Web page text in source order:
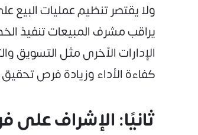
ولا يقتصر تنظيم عمليات البيع
يراقب مشرف المبيعات تنفيذ
الإدارات الأخرى مثل التسويق
كفاءة الأداء وزيادة فرص
ثانيًا: الإشراف على